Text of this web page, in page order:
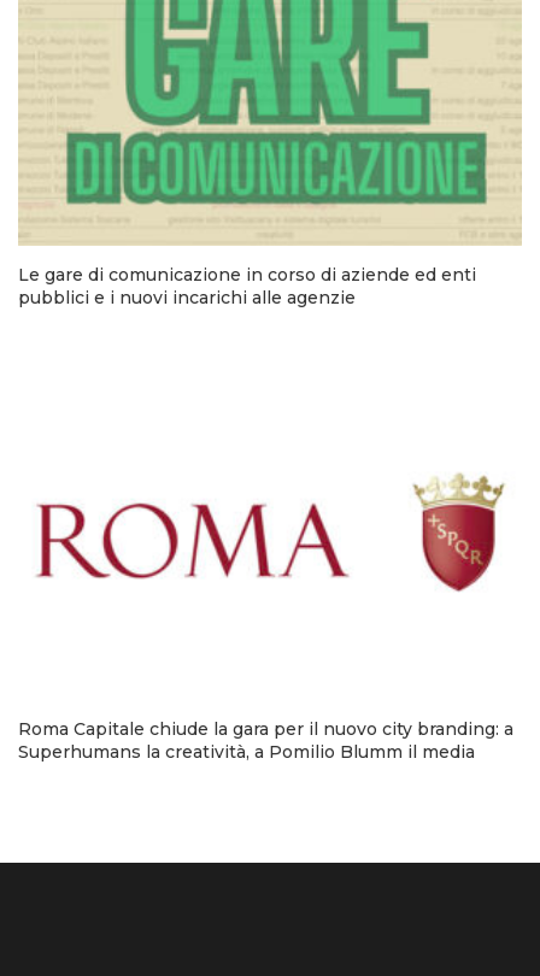
Le gare di comunicazione in corso di aziende ed enti
pubblici e i nuovi incarichi alle agenzie
Roma Capitale chiude la gara per il nuovo city branding: a
Superhumans la creatività, a Pomilio Blumm il media